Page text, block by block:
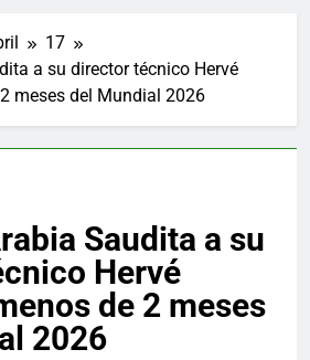
17
a su director técnico Hervé
meses del Mundial 2026
Saudita a su
Hervé
de 2 meses
2026